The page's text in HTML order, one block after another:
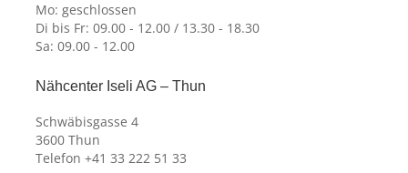
Mo: geschlossen
Di bis Fr: 09.00 - 12.00 / 13.30 - 18.30
Sa: 09.00 - 12.00
Nähcenter Iseli AG – Thun
Schwäbisgasse 4
3600 Thun
Telefon +41 33 222 51 33